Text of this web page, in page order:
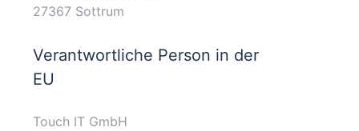
27367 Sottrum
Verantwortliche Person in der
EU
Touch IT GmbH